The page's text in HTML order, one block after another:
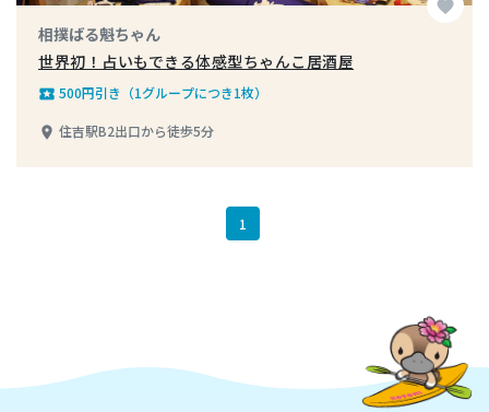
favorite
相撲ばる魁ちゃん
世界初！占いもできる体感型ちゃんこ居酒屋
local_play 500円引き（1グループにつき1枚）
place 住吉駅B2出口から徒歩5分
1